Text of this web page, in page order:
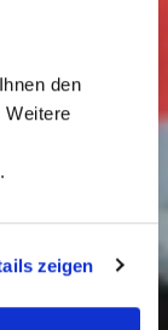
den
Weitere
zeigen